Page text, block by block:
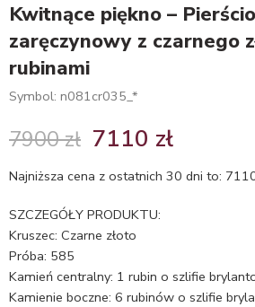
Kwitnące piękno –
zaręczynowy z czarnego
rubinami
Symbol: n081cr035_*
7900zł 7110 zł
Najniższa cena z ostatnich 30 dni to:
SZCZEGÓŁY PRODUKTU:
Kruszec: Czarne złoto
Próba: 585
Kamień centralny: 1 rubin o szlifie
Kamienie boczne: 6 rubinów o szlifie